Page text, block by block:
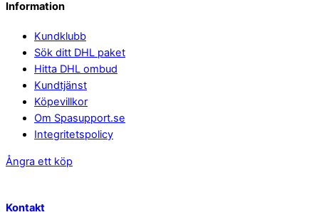
Information
Kundklubb
Sök ditt DHL paket
Hitta DHL ombud
Kundtjänst
Köpevillkor
Om Spasupport.se
Integritetspolicy
Ångra ett köp
Kontakt